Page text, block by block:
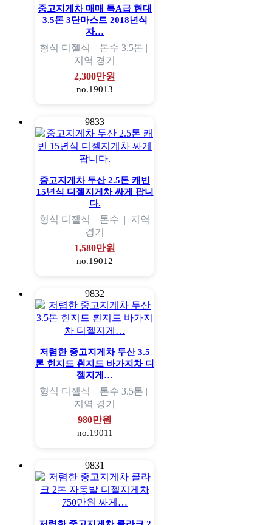
중고지게차 매매 특A급 현대
3.5톤 3단마스트 2018년식
자…
형식 디젤식 | 톤수 3.5톤 |
지역 경기
2,300만원
no.19013
9833
중고지게차 두산 2.5톤 캐빈
15년식 디젤지게차 싸게 팝니
다.
형식 디젤식 | 톤수 | 지역
경기
1,580만원
no.19012
9832
저렴한 중고지게차 두산 3.5
톤 힌지드 흰지드 바가지차 디
젤지게…
형식 디젤식 | 톤수 3.5톤 |
지역 경기
980만원
no.19011
9831